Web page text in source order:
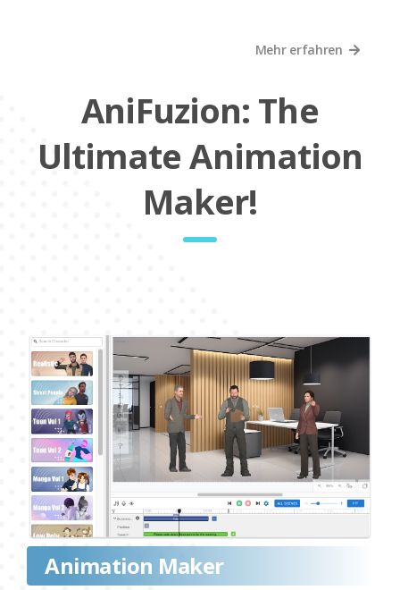
Mehr erfahren
AniFuzion: The
Ultimate Animation
Maker!
Animation Maker